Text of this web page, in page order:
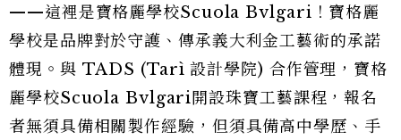
——這裡是寶格麗學校Scuola Bvlgari！寶格麗
學校是品牌對於守護、傳承義大利金工藝術的承諾
體現。與 TADS (Tarì 設計學院) 合作管理，寶格
麗學校Scuola Bvlgari開設珠寶工藝課程，報名
者無須具備相關製作經驗，但須具備高中學歷、手